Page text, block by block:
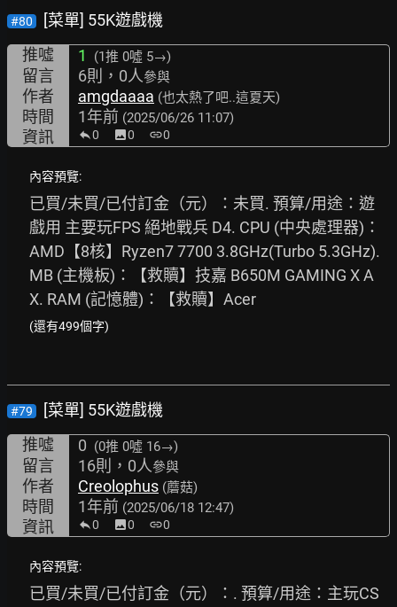
#80
[菜單] 55K遊戲機
推噓
1 (1推 0噓 5→)
留言 6則，0人參與
作者 amgdaaaa (也太熱了吧..這夏天)
時間 1年前 (2025/06/26 11:07)
資訊 0 image0 link0
內容預覽:
已買/未買/已付訂金（元）：未買. 預算/用途：遊
戲用 主要玩FPS 絕地戰兵 D4. CPU (中央處理器)：
AMD【8核】Ryzen7 7700 3.8GHz(Turbo 5.3GHz).
MB (主機板)：【救贖】技嘉 B650M GAMING X A
X. RAM (記憶體)：【救贖】Acer
(還有499個字)
#79
[菜單] 55K遊戲機
推噓
0 (0推 0噓 16→)
留言 16則，0人參與
作者 Creolophus (蘑菇)
時間 1年前 (2025/06/18 12:47)
資訊 0 image0 link0
內容預覽:
已買/未買/已付訂金（元）：. 預算/用途：主玩CS